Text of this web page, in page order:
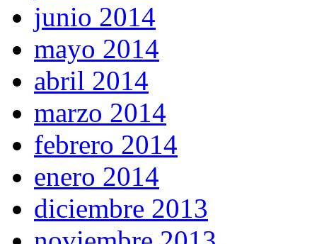
junio 2014
mayo 2014
abril 2014
marzo 2014
febrero 2014
enero 2014
diciembre 2013